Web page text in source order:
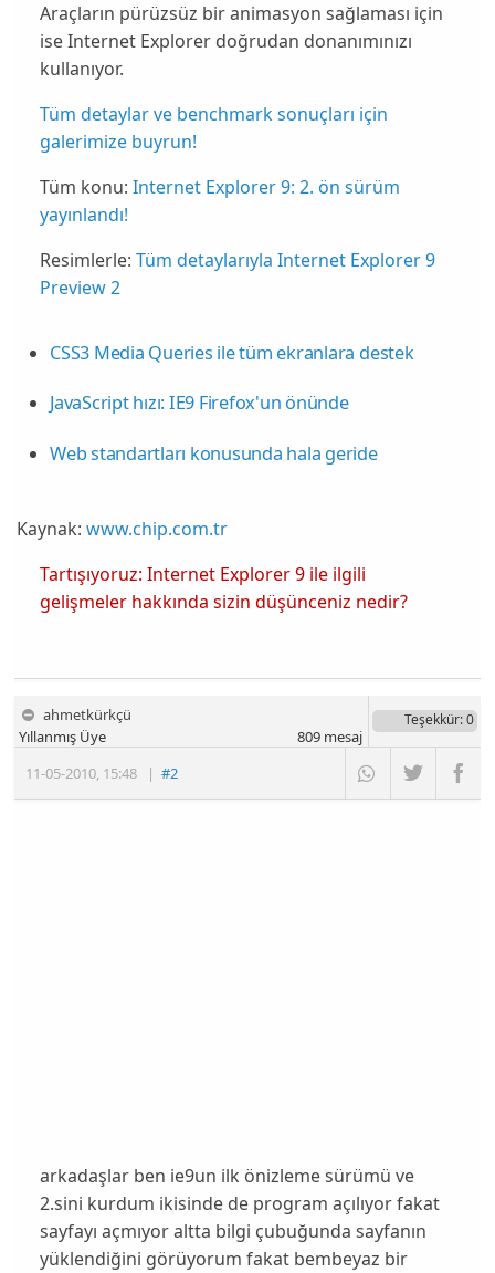
Araçların pürüzsüz bir animasyon sağlaması için
ise Internet Explorer doğrudan donanımınızı
kullanıyor.
Tüm detaylar ve benchmark sonuçları için
galerimize buyrun!
Tüm konu: Internet Explorer 9: 2. ön sürüm
yayınlandı!
Resimlerle: Tüm detaylarıyla Internet Explorer 9
Preview 2
CSS3 Media Queries ile tüm ekranlara destek
JavaScript hızı: IE9 Firefox'un önünde
Web standartları konusunda hala geride
Kaynak: www.chip.com.tr
Tartışıyoruz: Internet Explorer 9 ile ilgili
gelişmeler hakkında sizin düşünceniz nedir?
ahmetkürkçü
11-05-2010 15:48 |#2
Yıllanmış Üye
Teşekkür: 0
809mesaj
arkadaşlar ben ie9un ilk önizleme sürümü ve
2.sini kurdum ikisinde de program açılıyor fakat
sayfayı açmıyor altta bilgi çubuğunda sayfanın
yüklendiğini görüyorum fakat bembeyaz bir